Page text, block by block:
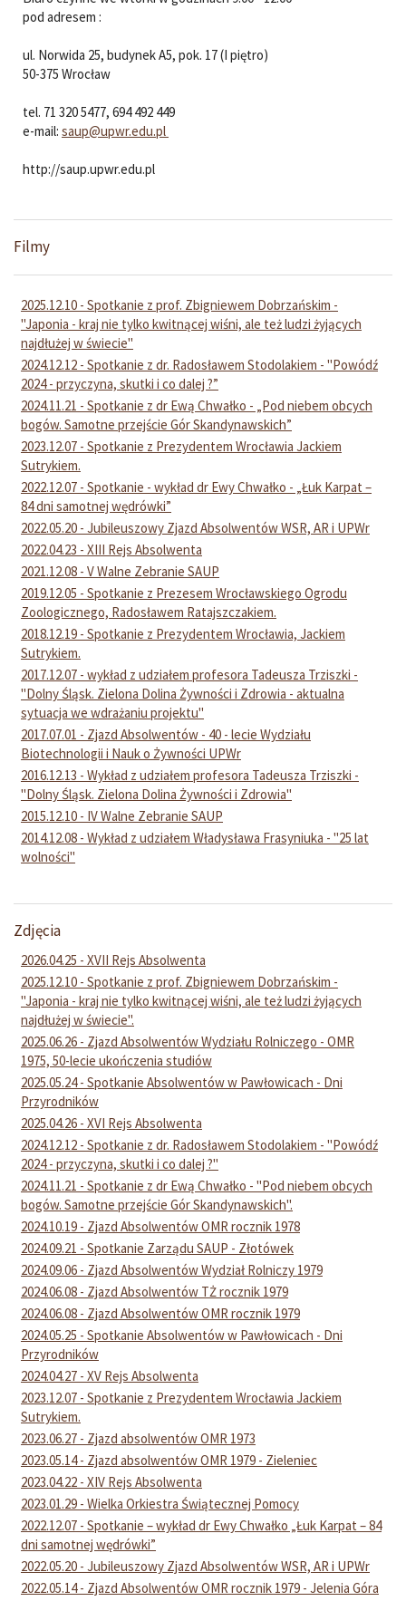
pod adresem :
ul. Norwida 25, budynek A5, pok. 17 (I piętro)
50-375 Wrocław
tel. 71 320 5477, 694 492 449
e-mail: saup@upwr.edu.pl
http://saup.upwr.edu.pl
Filmy
2025.12.10 - Spotkanie z prof. Zbigniewem Dobrzańskim -
"Japonia - kraj nie tylko kwitnącej wiśni, ale też ludzi żyjących
najdłużej w świecie"
2024.12.12 - Spotkanie z dr. Radosławem Stodolakiem - "Powódź
2024 - przyczyna, skutki i co dalej ?”
2024.11.21 - Spotkanie z dr Ewą Chwałko - „Pod niebem obcych
bogów. Samotne przejście Gór Skandynawskich”
2023.12.07 - Spotkanie z Prezydentem Wrocławia Jackiem
Sutrykiem.
2022.12.07 - Spotkanie - wykład dr Ewy Chwałko - „Łuk Karpat –
84 dni samotnej wędrówki”
2022.05.20 - Jubileuszowy Zjazd Absolwentów WSR, AR i UPWr
2022.04.23 - XIII Rejs Absolwenta
2021.12.08 - V Walne Zebranie SAUP
2019.12.05 - Spotkanie z Prezesem Wrocławskiego Ogrodu
Zoologicznego, Radosławem Ratajszczakiem.
2018.12.19 - Spotkanie z Prezydentem Wrocławia, Jackiem
Sutrykiem.
2017.12.07 - wykład z udziałem profesora Tadeusza Trziszki -
"Dolny Śląsk. Zielona Dolina Żywności i Zdrowia - aktualna
sytuacja we wdrażaniu projektu"
2017.07.01 - Zjazd Absolwentów - 40 - lecie Wydziału
Biotechnologii i Nauk o Żywności UPWr
2016.12.13 - Wykład z udziałem profesora Tadeusza Trziszki -
"Dolny Śląsk. Zielona Dolina Żywności i Zdrowia"
2015.12.10 - IV Walne Zebranie SAUP
2014.12.08 - Wykład z udziałem Władysława Frasyniuka - "25 lat
wolności"
Zdjęcia
2026.04.25 - XVII Rejs Absolwenta
2025.12.10 - Spotkanie z prof. Zbigniewem Dobrzańskim -
"Japonia - kraj nie tylko kwitnącej wiśni, ale też ludzi żyjących
najdłużej w świecie".
2025.06.26 - Zjazd Absolwentów Wydziału Rolniczego - OMR
1975, 50-lecie ukończenia studiów
2025.05.24 - Spotkanie Absolwentów w Pawłowicach - Dni
Przyrodników
2025.04.26 - XVI Rejs Absolwenta
2024.12.12 - Spotkanie z dr. Radosławem Stodolakiem - "Powódź
2024 - przyczyna, skutki i co dalej ?"
2024.11.21 - Spotkanie z dr Ewą Chwałko - "Pod niebem obcych
bogów. Samotne przejście Gór Skandynawskich".
2024.10.19 - Zjazd Absolwentów OMR rocznik 1978
2024.09.21 - Spotkanie Zarządu SAUP - Złotówek
2024.09.06 - Zjazd Absolwentów Wydział Rolniczy 1979
2024.06.08 - Zjazd Absolwentów TŻ rocznik 1979
2024.06.08 - Zjazd Absolwentów OMR rocznik 1979
2024.05.25 - Spotkanie Absolwentów w Pawłowicach - Dni
Przyrodników
2024.04.27 - XV Rejs Absolwenta
2023.12.07 - Spotkanie z Prezydentem Wrocławia Jackiem
Sutrykiem.
2023.06.27 - Zjazd absolwentów OMR 1973
2023.05.14 - Zjazd absolwentów OMR 1979 - Zieleniec
2023.04.22 - XIV Rejs Absolwenta
2023.01.29 - Wielka Orkiestra Świątecznej Pomocy
2022.12.07 - Spotkanie – wykład dr Ewy Chwałko „Łuk Karpat – 84
dni samotnej wędrówki”
2022.05.20 - Jubileuszowy Zjazd Absolwentów WSR, AR i UPWr
2022.05.14 - Zjazd Absolwentów OMR rocznik 1979 - Jelenia Góra